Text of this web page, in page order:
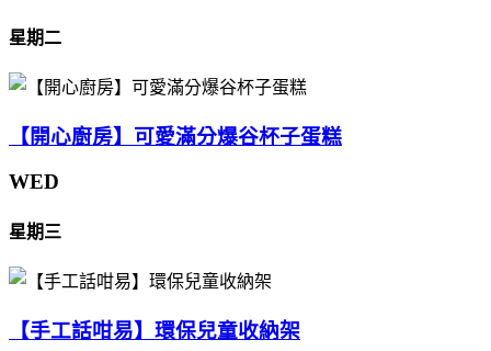
星期二
【開心廚房】可愛滿分爆谷杯子蛋糕
WED
星期三
【手工話咁易】環保兒童收納架